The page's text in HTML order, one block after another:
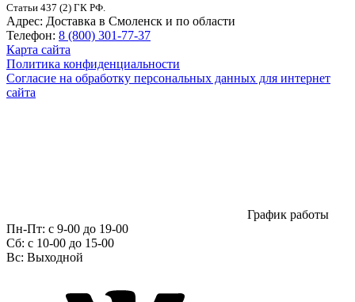
Статьи 437 (2) ГК РФ.
Адрес: Доставка в Смоленск и по области
Телефон: 8 (800) 301-77-37
Карта сайта
Политика конфиденциальности
Согласие на обработку персональных данных для интернет
сайта
График работы
Пн-Пт: с 9-00 до 19-00
Сб: c 10-00 до 15-00
Вс: Выходной